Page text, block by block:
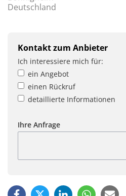
Deutschland
Kontakt zum Anbieter
Ich interessiere mich für:
ein Angebot
einen Rückruf
detaillierte Informationen
Ihre Anfrage